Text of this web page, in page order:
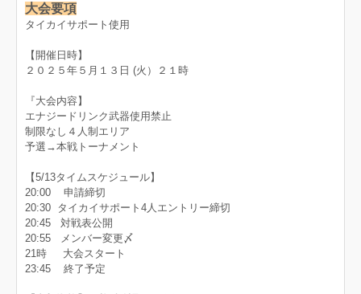
大会要項
タイカイサポート使用
【開催日時】
２０２５年５月１３日 (火）２１時
『大会内容】
エナジードリンク武器使用禁止
制限なし４人制エリア
予選→本戦トーナメント
【5/13タイムスケジュール】
20:00 申請締切
20:30 タイカイサポート4人エントリー締切
20:45 対戦表公開
20:55 メンバー変更〆
21時 大会スタート
23:45 終了予定